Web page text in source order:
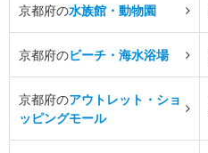
京都府の水族館・動物園
京都府のビーチ・海水浴場
京都府のアウトレット・ショ
ッピングモール